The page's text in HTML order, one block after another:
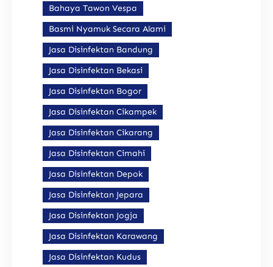
Bahaya Tawon Vespa
Basmi Nyamuk Secara Alami
Jasa Disinfektan Bandung
Jasa Disinfektan Bekasi
Jasa Disinfektan Bogor
Jasa Disinfektan Cikampek
Jasa Disinfektan Cikarang
Jasa Disinfektan Cimahi
Jasa Disinfektan Depok
Jasa Disinfektan Jepara
Jasa Disinfektan Jogja
Jasa Disinfektan Karawang
Jasa Disinfektan Kudus